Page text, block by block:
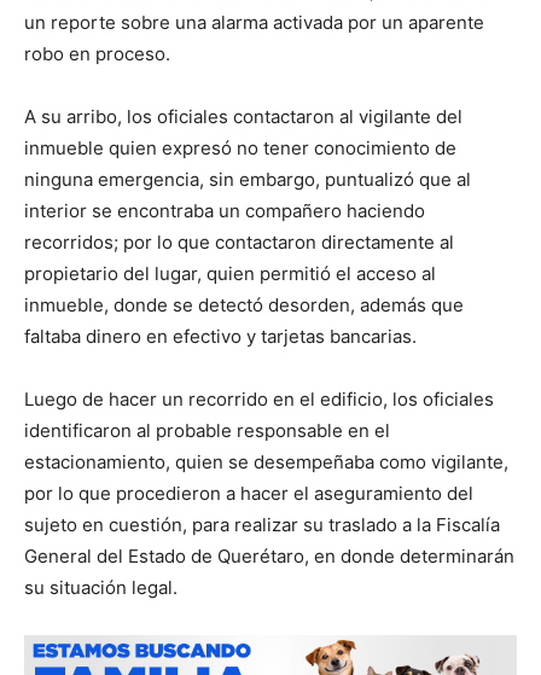
un reporte sobre una alarma activada por un aparente
robo en proceso.
A su arribo, los oficiales contactaron al vigilante del
inmueble quien expresó no tener conocimiento de
ninguna emergencia, sin embargo, puntualizó que al
interior se encontraba un compañero haciendo
recorridos; por lo que contactaron directamente al
propietario del lugar, quien permitió el acceso al
inmueble, donde se detectó desorden, además que
faltaba dinero en efectivo y tarjetas bancarias.
Luego de hacer un recorrido en el edificio, los oficiales
identificaron al probable responsable en el
estacionamiento, quien se desempeñaba como vigilante,
por lo que procedieron a hacer el aseguramiento del
sujeto en cuestión, para realizar su traslado a la Fiscalía
General del Estado de Querétaro, en donde determinarán
su situación legal.